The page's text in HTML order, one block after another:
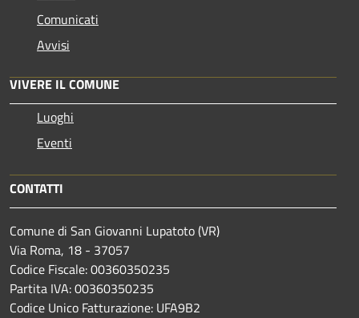
Comunicati
Avvisi
VIVERE IL COMUNE
Luoghi
Eventi
CONTATTI
Comune di San Giovanni Lupatoto (VR)
Via Roma, 18 - 37057
Codice Fiscale: 00360350235
Partita IVA: 00360350235
Codice Unico Fatturazione: UFA9B2